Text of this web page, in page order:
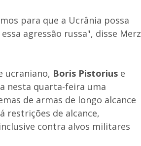
para que a Ucrânia possa
agressão russa", disse Merz
ucraniano, Boris Pistorius e
nesta quarta-feira uma
de armas de longo alcance
restrições de alcance,
contra alvos militares